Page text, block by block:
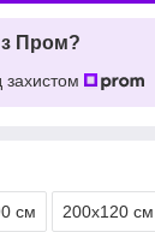
з Пром?
захистом
см 200х120 см